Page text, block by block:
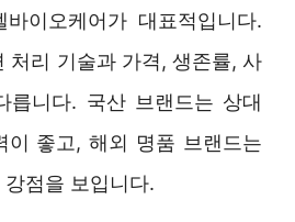
이오케어가 대표적입니다.
처리 기술과 가격, 생존률, 사
릅니다. 국산 브랜드는 상대
이 좋고, 해외 명품 브랜드는
점을 보입니다.